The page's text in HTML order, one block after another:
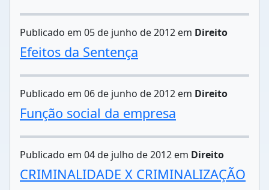
Publicado em 05 de junho de 2012 em Direito
Efeitos da Sentença
Publicado em 06 de junho de 2012 em Direito
Função social da empresa
Publicado em 04 de julho de 2012 em Direito
CRIMINALIDADE X CRIMINALIZAÇÃO